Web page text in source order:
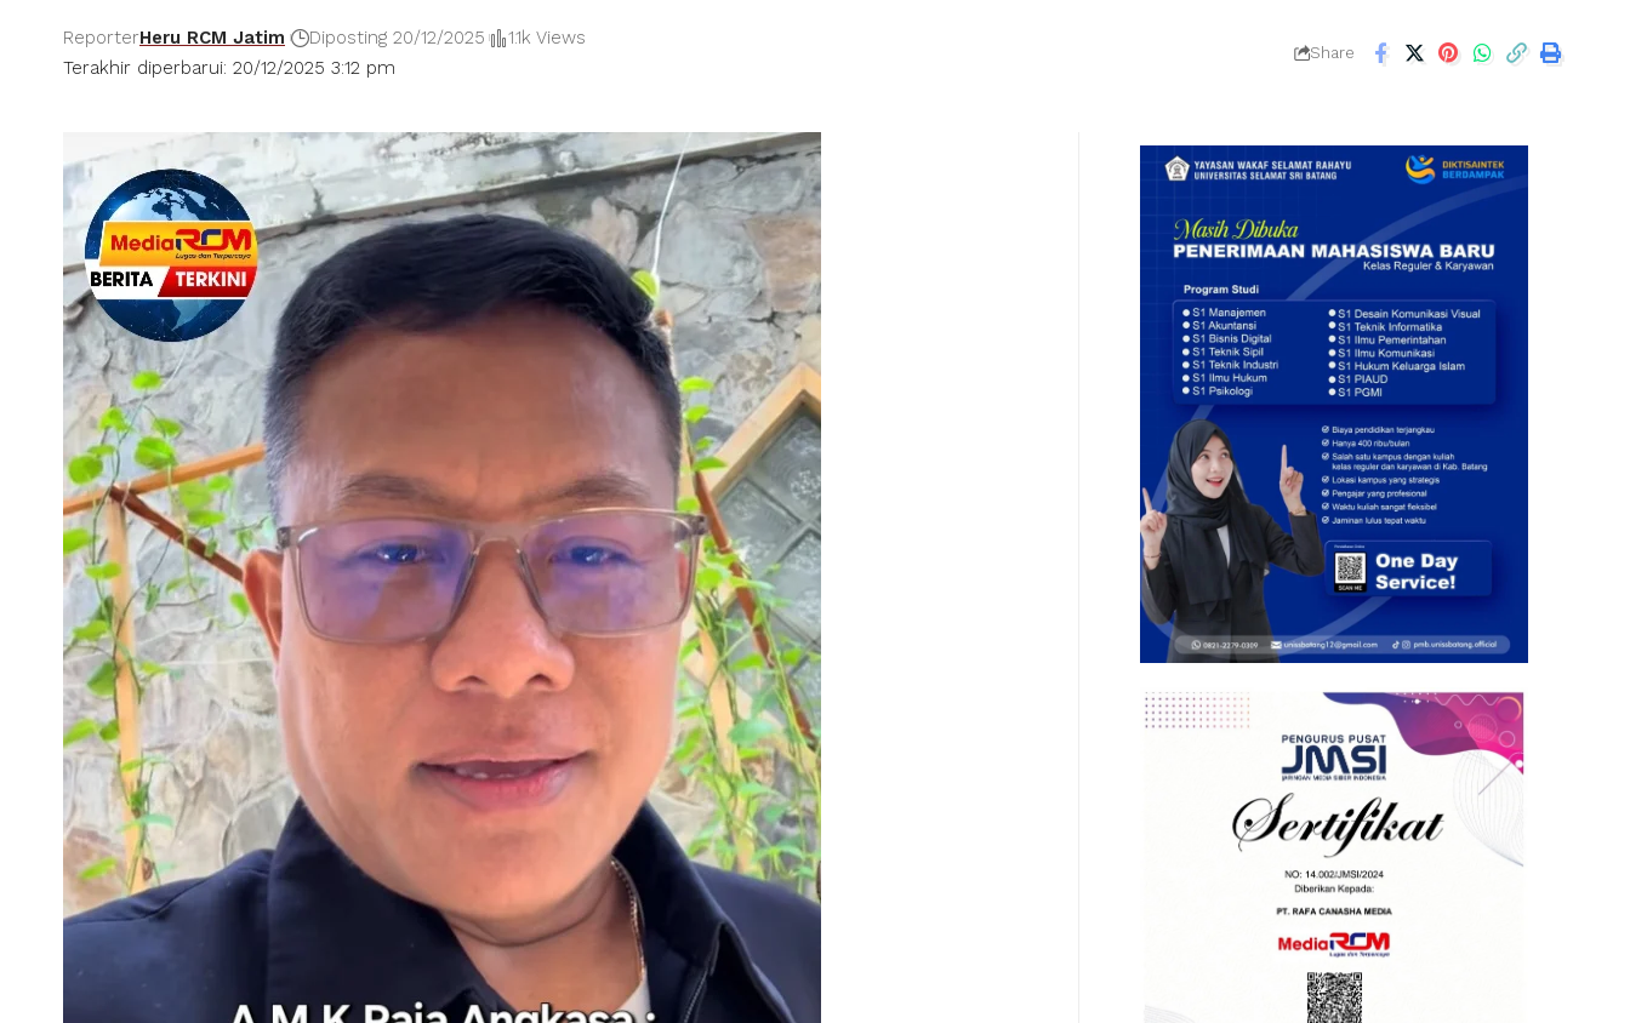
Terakhir diperbarui: 20/12/2025 3:12 pm
ReporterHeru RCM Jatim Diposting 20/12/2025 1.1k Views
Share